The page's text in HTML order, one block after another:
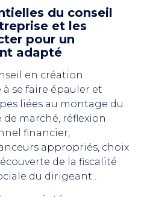
du conseil
et les
pour un
adapté
en création
se faire épauler et
liées au montage du
de marché, réflexion
financier,
appropriés, choix
de la fiscalité
du dirigeant…